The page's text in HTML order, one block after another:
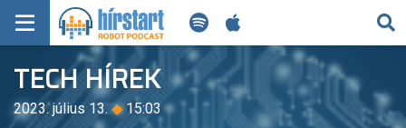
KERESÉS
KEZDŐLAP
FRISS HÍREK
TECH HÍREK
2023. július 13. ◆ 15:03